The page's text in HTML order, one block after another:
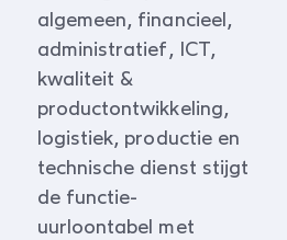
algemeen, financieel,
administratief, ICT,
kwaliteit &
productontwikkeling,
logistiek, productie en
technische dienst stijgt
de functie-
uurloontabel met